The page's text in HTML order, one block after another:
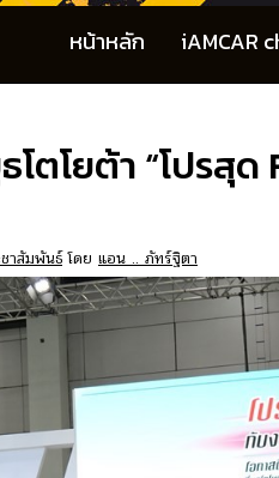
หน้าหลัก iAMCAR
โยต้า “โปรสุด
าสัมพันธ์โดย แอน .. ภัทร์ฐิตา